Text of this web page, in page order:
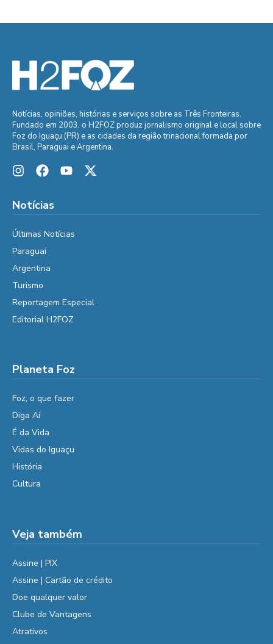
Notícias, opiniões, histórias e serviços sobre as Três Fronteiras.
Fundado em 2003, o H2FOZ produz jornalismo original e local sobre
Foz do Iguaçu (PR) e as cidades da região trinacional formada por
Brasil, Paraguai e Argentina.
Notícias
Últimas Notícias
Paraguai
Argentina
Turismo
Reportagem Especial
Editorial H2FOZ
Planeta Foz
Foz, o que fazer
Diga Aí
É da Vida
Vidas do Iguaçu
História
Cultura
Veja também
Assine | PIX
Assine | Cartão de crédito
Doe qualquer valor
Clube de Vantagens
Atrativos